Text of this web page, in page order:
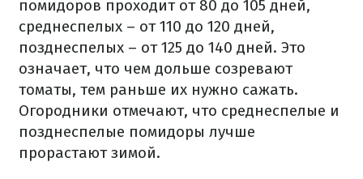
помидоров проходит от 80 до 105 дней,
среднеспелых – от 110 до 120 дней,
позднеспелых – от 125 до 140 дней. Это
означает, что чем дольше созревают
томаты, тем раньше их нужно сажать.
Огородники отмечают, что среднеспелые и
позднеспелые помидоры лучше
прорастают зимой.